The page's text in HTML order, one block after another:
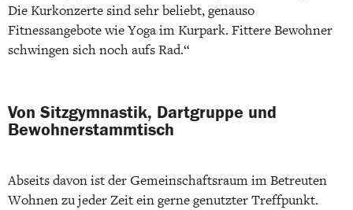
Die Kurkonzerte sind sehr beliebt, genauso
Fitnessangebote wie Yoga im Kurpark. Fittere Bewohner
schwingen sich noch aufs Rad.“
Von Sitzgymnastik, Dartgruppe und
Bewohnerstammtisch
Abseits davon ist der Gemeinschaftsraum im Betreuten
Wohnen zu jeder Zeit ein gerne genutzter Treffpunkt.